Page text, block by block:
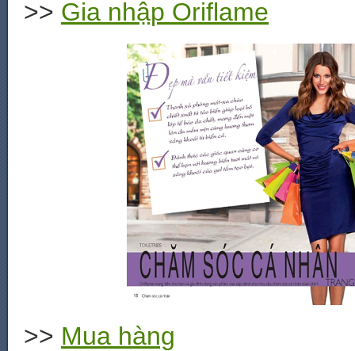
>> Gia nhập Oriflame
>> Mua hàng